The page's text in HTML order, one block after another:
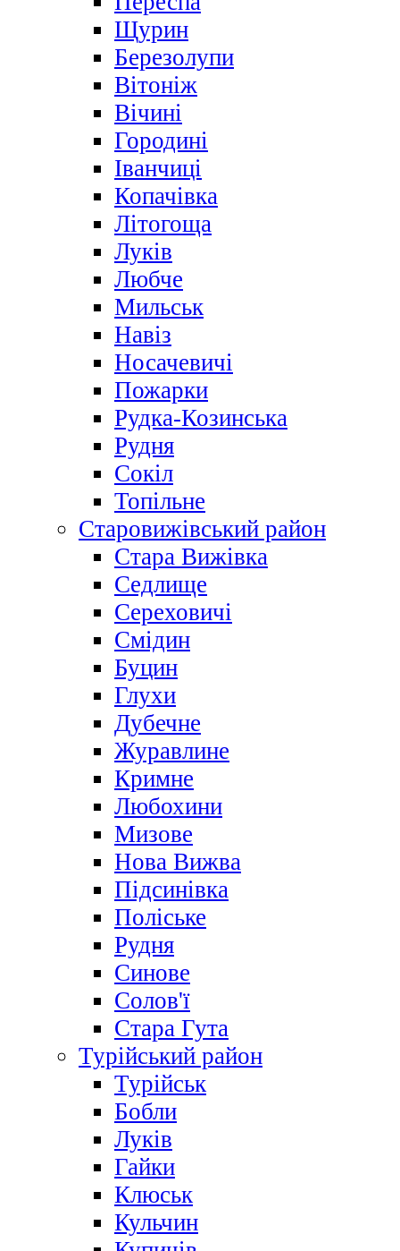
Щурин
Березолупи
Вітоніж
Вічині
Городині
Іванчиці
Копачівка
Літогоща
Луків
Любче
Мильськ
Навіз
Носачевичі
Пожарки
Рудка-Козинська
Рудня
Сокіл
Топільне
Старовижівський район
Стара Вижівка
Седлище
Сереховичі
Смідин
Буцин
Глухи
Дубечне
Журавлине
Кримне
Любохини
Мизове
Нова Вижва
Підсинівка
Поліське
Рудня
Синове
Солов'ї
Стара Гута
Турійський район
Турійськ
Бобли
Луків
Гайки
Клюськ
Кульчин